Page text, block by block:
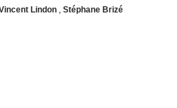
Lindon , Stéphane Brizé